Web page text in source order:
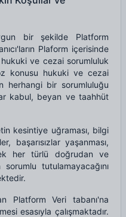
bir şekilde Platform
Plaform içerisinde
ve cezai sorumluluk
konusu hukuki ve cezai
herhangi bir sorumluluğu
kabul, beyan ve taahhüt
kesintiye uğraması, bilgi
başarısızlar yaşanması,
her türlü doğrudan ve
tutulamayacağını
Platform Veri tabanı'na
esasıyla çalışmaktadır.